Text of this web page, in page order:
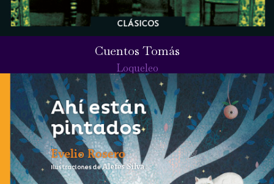
Cuentos Tomás
Loqueleo